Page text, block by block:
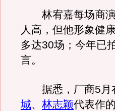
林宥嘉每场商演
人高，但他形象健
多达30场；今年已
言。
据悉，厂商5月
城、 林志颖代表作